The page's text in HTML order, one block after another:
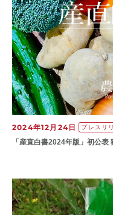
2024年12月24日 プレスリ
「産直白書2024年版」初公